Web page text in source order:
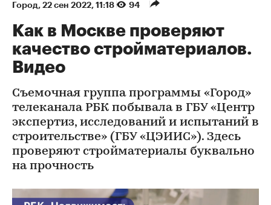
Город⁠, 22 сен 2022, 11:18 94
Как в Москве проверяют
качество стройматериалов.
Видео
Съемочная группа программы «Город»
телеканала РБК побывала в ГБУ «Центр
экспертиз, исследований и испытаний в
строительстве» (ГБУ «ЦЭИИС»). Здесь
проверяют стройматериалы буквально
на прочность